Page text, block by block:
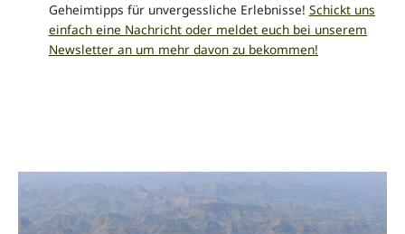
Geheimtipps für unvergessliche Erlebnisse! Schickt uns
einfach eine Nachricht oder meldet euch bei unserem
Newsletter an um mehr davon zu bekommen!